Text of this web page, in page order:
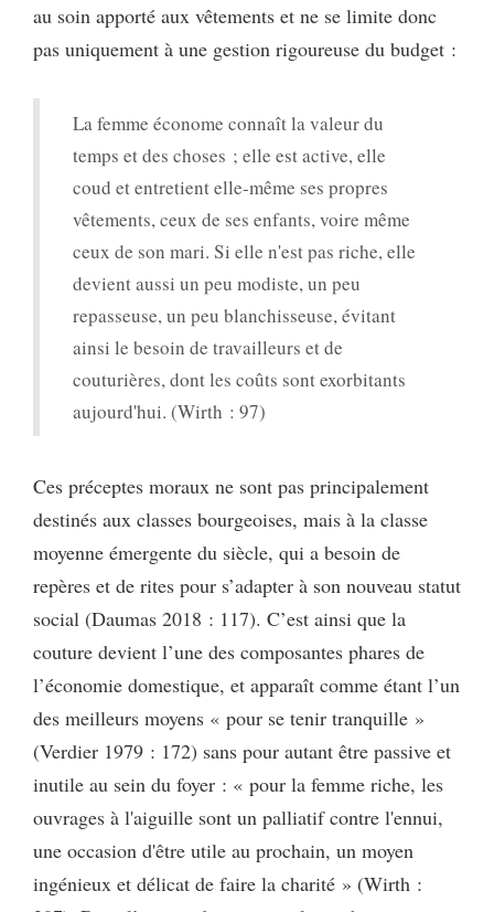
au soin apporté aux vêtements et ne se limite donc
pas uniquement à une gestion rigoureuse du budget :
La femme économe connaît la valeur du
temps et des choses ; elle est active, elle
coud et entretient elle-même ses propres
vêtements, ceux de ses enfants, voire même
ceux de son mari. Si elle n'est pas riche, elle
devient aussi un peu modiste, un peu
repasseuse, un peu blanchisseuse, évitant
ainsi le besoin de travailleurs et de
couturières, dont les coûts sont exorbitants
aujourd'hui. (Wirth : 97)
Ces préceptes moraux ne sont pas principalement
destinés aux classes bourgeoises, mais à la classe
moyenne émergente du siècle, qui a besoin de
repères et de rites pour s’adapter à son nouveau statut
social (Daumas 2018 : 117). C’est ainsi que la
couture devient l’une des composantes phares de
l’économie domestique, et apparaît comme étant l’un
des meilleurs moyens « pour se tenir tranquille »
(Verdier 1979 : 172) sans pour autant être passive et
inutile au sein du foyer : « pour la femme riche, les
ouvrages à l'aiguille sont un palliatif contre l'ennui,
une occasion d'être utile au prochain, un moyen
ingénieux et délicat de faire la charité » (Wirth :